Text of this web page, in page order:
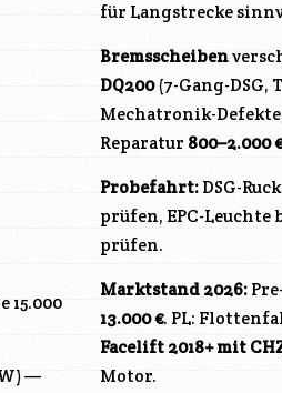
15.000
—
für Langstrecke
Bremsscheiben
DQ200(7-Gang-DSG,
Mechatronik-
Reparatur 800–2.000 €
Probefahrt: DSG-
prüfen, EPC-Leuchte
prüfen.
Marktstand 2026:
13.000 €. PL:
Facelift 2018+ mit
Motor.